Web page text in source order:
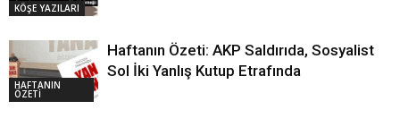
KÖŞE YAZILARI
HAFTANIN
ÖZETİ
Haftanın Özeti: AKP Saldırıda, Sosyalist
Sol İki Yanlış Kutup Etrafında